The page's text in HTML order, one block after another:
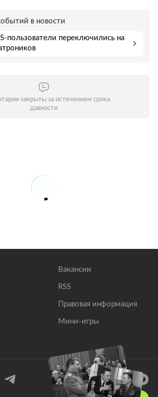
в новости
пользователи переключились на
закрыты за истечением срока
давности
Вакансии
RSS
Правовая информация
Мини-игры